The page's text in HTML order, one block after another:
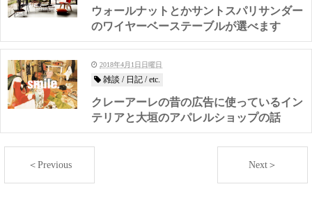
ウォールナットとかサントスパリサンダー
のワイヤーベーステーブルが選べます
2018年4月1日日曜日
雑談 / 日記 / etc.
クレーアーレの昔の広告に使っているイン
テリアと大垣のアパレルショップの話
＜Previous Next＞